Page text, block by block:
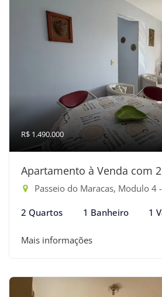
R$ 1.490.000
Apartamento à Venda com
Passeio do Maracas, Modulo 4 - Riviera de
2 Quartos 1 Banheiro 1
Mais informações